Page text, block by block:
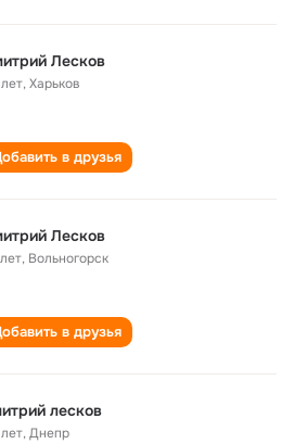
Лесков
,Харьков
в друзья
Лесков
, Вольногорск
в друзья
лесков
,Днепр